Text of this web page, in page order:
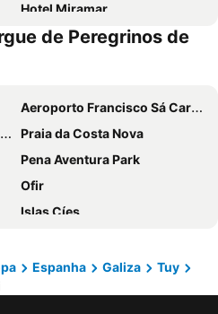
Hotel Miramar
Hotel Dom Afonso - Monção
Hotel Cristaleiro
Boega Hotel
Pensão Repouso do Peregrino
Hotel Val Flores
Nueva Colina
Quinta da Teimosa
Hotel Fonte da Vila
de Peregrinos de
Aeroporto Francisco Sá Carneiro
Praia da Costa Nova
Pena Aventura Park
Ofir
Islas Cíes
Praia da Torreira
Espanha Galiza
Tuy